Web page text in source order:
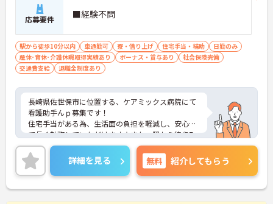
応募要件 ■経験不問
駅から徒歩10分以内 車通勤可 寮・借り上げ 住宅手当・補助
日勤のみ
産休･育休･介護休暇取得実績あり
ボーナス・賞与あり
社会保険完備
交通費支給
退職金制度あり
長崎県佐世保市に位置する、ケアミックス病院にて
看護助手んｐ募集です！
住宅手当がある為、生活面の負担を軽減し、安心し
て長く勤務していただけます☆また、駅から徒歩7
分の立地なので、通勤らくらくです♪
ご興味のある方には、面接対策ポイントなど、さら
に詳細をお話しいたしますのでお気軽にご相談くだ
さい！
詳細を見る 無料 紹介してもらう